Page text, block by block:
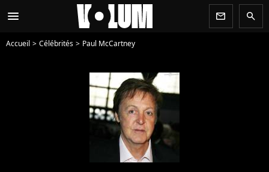
menu newsletter search
Accueil Célébrités Paul McCartney